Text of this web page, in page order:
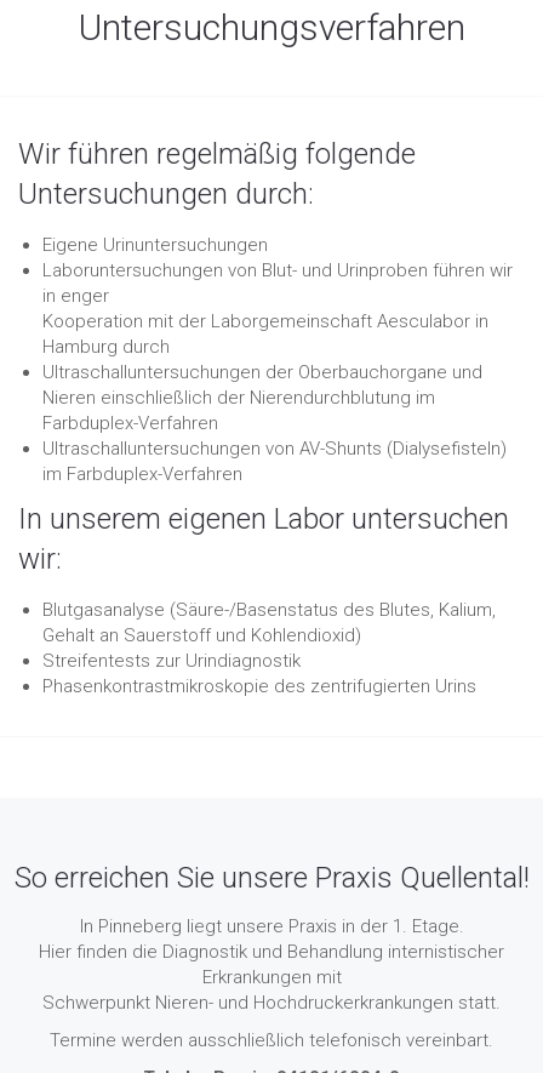
Untersuchungsverfahren
Wir führen regelmäßig folgende
Untersuchungen durch:
Eigene Urinuntersuchungen
Laboruntersuchungen von Blut- und Urinproben führen wir
in enger
Kooperation mit der Laborgemeinschaft Aesculabor in
Hamburg durch
Ultraschalluntersuchungen der Oberbauchorgane und
Nieren einschließlich der Nierendurchblutung im
Farbduplex-Verfahren
Ultraschalluntersuchungen von AV-Shunts (Dialysefisteln)
im Farbduplex-Verfahren
In unserem eigenen Labor untersuchen
wir:
Blutgasanalyse (Säure-/Basenstatus des Blutes, Kalium,
Gehalt an Sauerstoff und Kohlendioxid)
Streifentests zur Urindiagnostik
Phasenkontrastmikroskopie des zentrifugierten Urins
So erreichen Sie unsere Praxis Quellental!
In Pinneberg liegt unsere Praxis in der 1. Etage.
Hier finden die Diagnostik und Behandlung internistischer
Erkrankungen mit
Schwerpunkt Nieren- und Hochdruckerkrankungen statt.
Termine werden ausschließlich telefonisch vereinbart.